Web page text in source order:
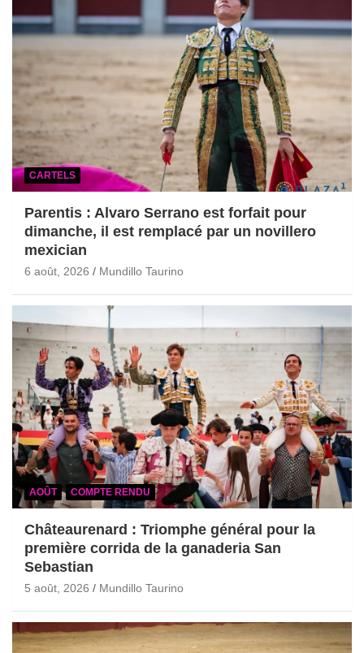
CARTELS
Parentis : Alvaro Serrano est forfait pour
dimanche, il est remplacé par un novillero
mexician
6 août, 2026 Mundillo Taurino
AOÛT COMPTE RENDU
Châteaurenard : Triomphe général pour la
première corrida de la ganaderia San
Sebastian
5 août, 2026 Mundillo Taurino